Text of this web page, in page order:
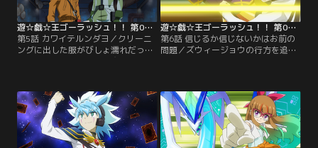
遊☆戯☆王ゴーラッシュ！！ 第05話
第5話 カワイテルンダヨ／クリーニ
ングに出した服がびしょ濡れだった
い）テルだった！合羽井にデュエル
を挑む遊飛！しかし、濡れたデュエ
ルディスクが壊れて動かなくなって
しまい…。【提供：バンダイチャン
ネル】
遊☆戯☆王ゴーラッシュ！！ 第06話
第6話 信じるか信じないかはお前の
問題／ズウィージョウの行方を追う
の真相を突き止めることに。都市伝
説の一つ“3メートルさん”を探すユ
ウディアスは、廃工場の中で不思議
な椅子を発見する。【提供：バンダ
イチャンネル】